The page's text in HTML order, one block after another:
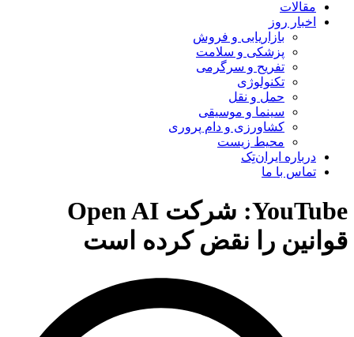
مقالات
اخبار روز
بازاریابی و فروش
پزشکی و سلامت
تفریح و سرگرمی
تکنولوژی
حمل و نقل
سینما و موسیقی
کشاورزی و دام پروری
محیط زیست
درباره ایران‌تِک
تماس با ما
YouTube: شرکت Open AI
قوانین را نقض کرده است